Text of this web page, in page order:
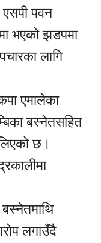
एसपी पवन
भएको झडपमा
लागि
एमालेका
बस्नेतसहित
छ।
लगाउँदै